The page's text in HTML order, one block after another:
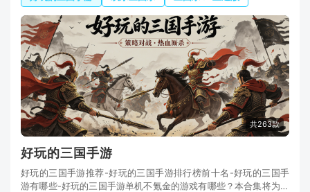
共263款
好玩的三国手游
好玩的三国手游推荐-好玩的三国手游排行榜前十名-好玩的三国手
游有哪些-好玩的三国手游单机不氪金的游戏有哪些？本合集将为大